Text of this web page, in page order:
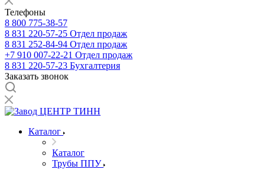
Телефоны
8 800 775-38-57
8 831 220-57-25 Отдел продаж
8 831 252-84-94 Отдел продаж
+7 910 007-22-21 Отдел продаж
8 831 220-57-23 Бухгалтерия
Заказать звонок
Каталог
Каталог
Трубы ППУ